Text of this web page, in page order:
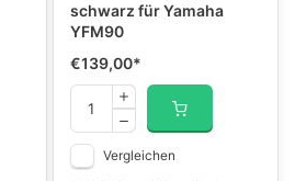
schwarz für Yamaha
YFM90
€139,00*
Vergleichen